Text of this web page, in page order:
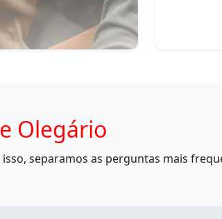
Olegário
separamos as perguntas mais